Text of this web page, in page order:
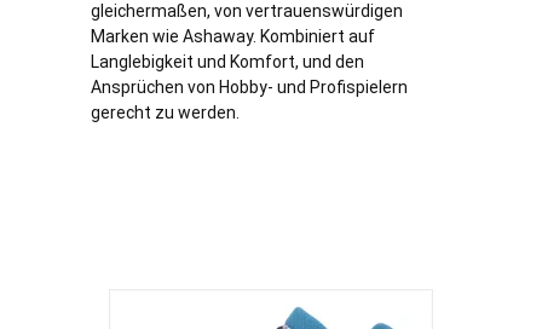
gleichermaßen, von vertrauenswürdigen
Marken wie Ashaway. Kombiniert auf
Langlebigkeit und Komfort, und den
Ansprüchen von Hobby- und Profispielern
gerecht zu werden.